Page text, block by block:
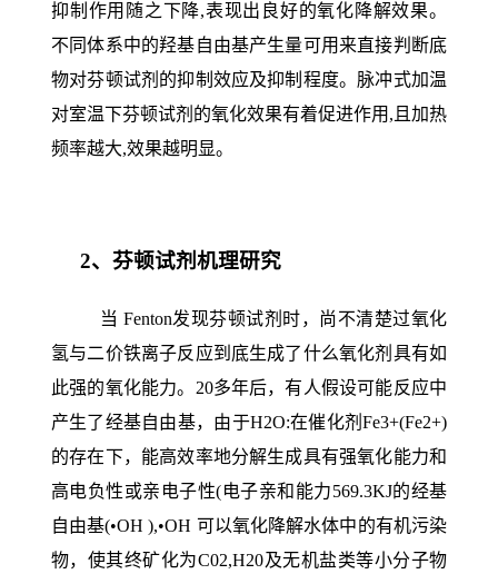
抑制作用随之下降,表现出良好的氧化降解效果。
不同体系中的羟基自由基产生量可用来直接判断底
物对芬顿试剂的抑制效应及抑制程度。脉冲式加温
对室温下芬顿试剂的氧化效果有着促进作用,且加热
频率越大,效果越明显。
2、芬顿试剂机理研究
当 Fenton发现芬顿试剂时，尚不清楚过氧化
氢与二价铁离子反应到底生成了什么氧化剂具有如
此强的氧化能力。20多年后，有人假设可能反应中
产生了经基自由基，由于H2O:在催化剂Fe3+(Fe2+)
的存在下，能高效率地分解生成具有强氧化能力和
高电负性或亲电子性(电子亲和能力569.3KJ的经基
自由基(•OH ),•OH 可以氧化降解水体中的有机污染
物，使其终矿化为C02,H20及无机盐类等小分子物